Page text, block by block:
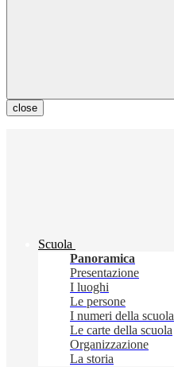
close
Scuola
Panoramica
Presentazione
I luoghi
Le persone
I numeri della scuola
Le carte della scuola
Organizzazione
La storia